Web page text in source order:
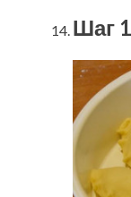
Шаг